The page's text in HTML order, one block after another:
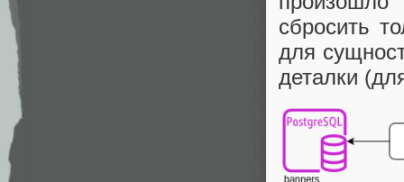
сбросить
для
деталки